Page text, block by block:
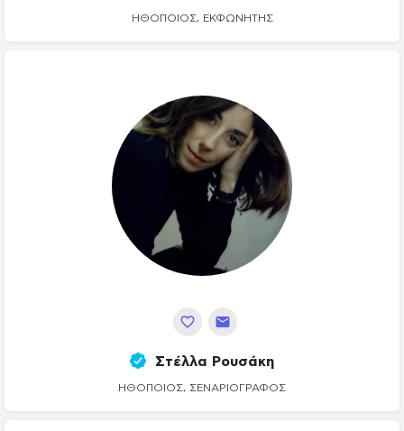
ΗΘΟΠΟΙΌΣ, ΕΚΦΩΝΗΤΉΣ
Στέλλα Ρουσάκη
ΗΘΟΠΟΙΌΣ, ΣΕΝΑΡΙΟΓΡΆΦΟΣ